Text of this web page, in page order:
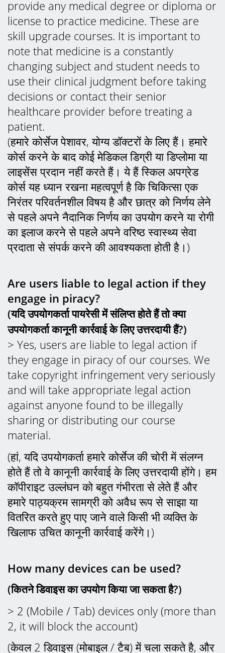
provide any medical degree or diploma or
license to practice medicine. These are
skill upgrade courses. It is important to
note that medicine is a constantly
changing subject and student needs to
use their clinical judgment before taking
decisions or contact their senior
healthcare provider before treating a
patient.
(हमारे कोर्सेज पेशावर, योग्य डॉक्टरों के लिए हैं। हमारे
कोर्स करने के बाद कोई मेडिकल डिग्री या डिप्लोमा या
लाइसेंस प्रदान नहीं करते हैं। ये हैं स्किल अपग्रेड
कोर्स यह ध्यान रखना महत्वपूर्ण है कि चिकित्सा एक
निरंतर परिवर्तनशील विषय है और छात्र को निर्णय लेने
से पहले अपने नैदानिक ​​निर्णय का उपयोग करने या रोगी
का इलाज करने से पहले अपने वरिष्ठ स्वास्थ्य सेवा
प्रदाता से संपर्क करने की आवश्यकता होती है।)
Are users liable to legal action if they
engage in piracy?
(यदि उपयोगकर्ता पायरेसी में संलिप्त होते हैं तो क्या
उपयोगकर्ता कानूनी कार्रवाई के लिए उत्तरदायी हैं?)
> Yes, users are liable to legal action if
they engage in piracy of our courses. We
take copyright infringement very seriously
and will take appropriate legal action
against anyone found to be illegally
sharing or distributing our course
material.
(हां, यदि उपयोगकर्ता हमारे कोर्सेज की चोरी में संलग्न
होते हैं तो वे कानूनी कार्रवाई के लिए उत्तरदायी होंगे। हम
कॉपीराइट उल्लंघन को बहुत गंभीरता से लेते हैं और
हमारे पाठ्यक्रम सामग्री को अवैध रूप से साझा या
वितरित करते हुए पाए जाने वाले किसी भी व्यक्ति के
खिलाफ उचित कानूनी कार्रवाई करेंगे।)
How many devices can be used?
(कितने डिवाइस का उपयोग किया जा सकता है?)
> 2 (Mobile / Tab) devices only (more than
2, it will block the account)
(केवल 2 डिवाइस (मोबाइल / टैब) में चला सकते है, और